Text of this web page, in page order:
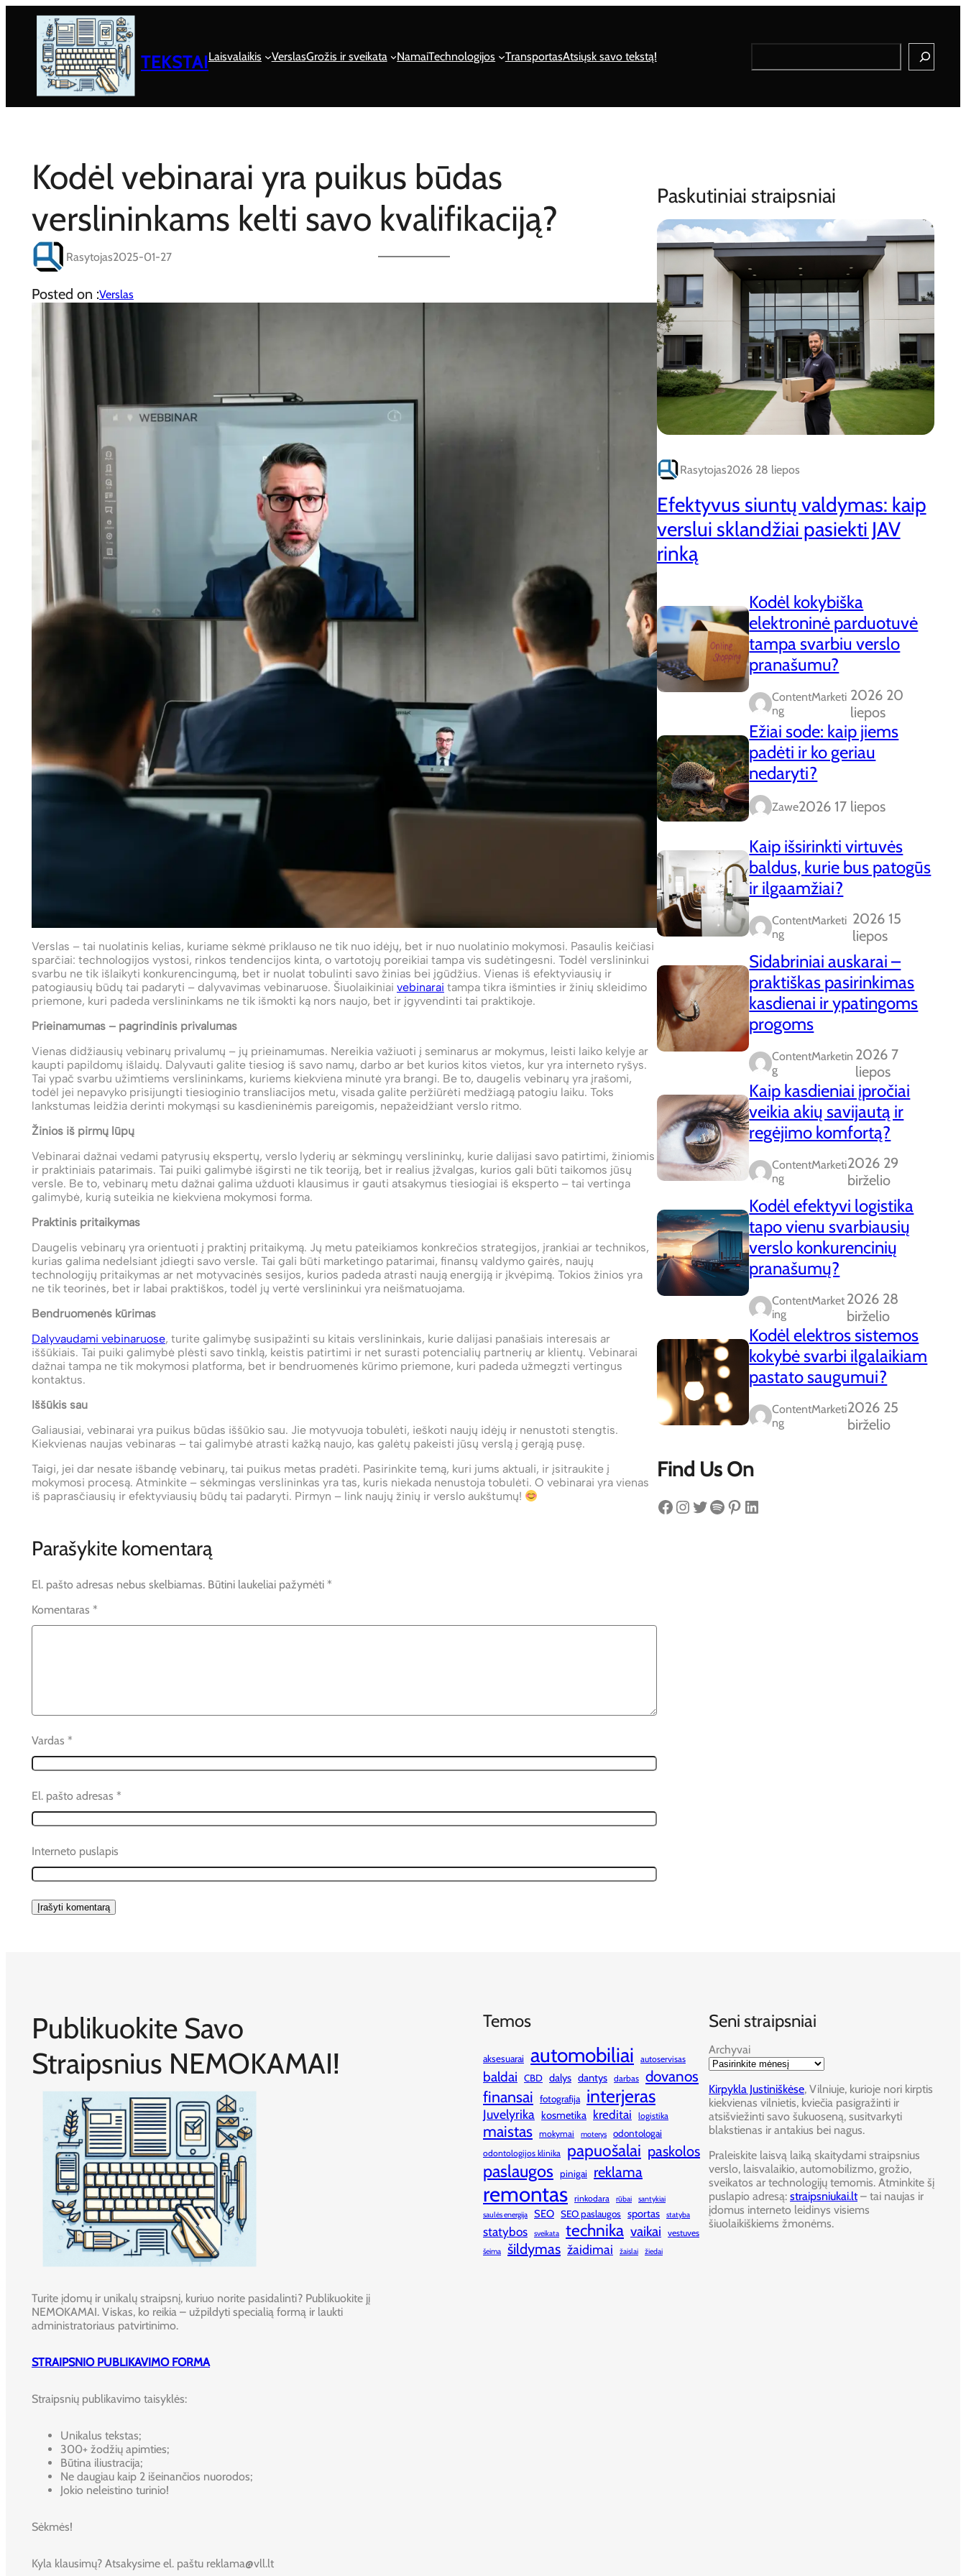
TEKSTAILaisvalaikis VerslasGrožis ir sveikata NamaiTechnologijos TransportasAtsiųsk savo tekstą!
Search
Kodėl vebinarai yra puikus būdas
verslininkams kelti savo kvalifikaciją?
Rasytojas2025-01-27
Posted on :Verslas
Verslas – tai nuolatinis kelias, kuriame sėkmė priklauso ne tik nuo idėjų, bet ir nuo nuolatinio mokymosi. Pasaulis keičiasi
sparčiai: technologijos vystosi, rinkos tendencijos kinta, o vartotojų poreikiai tampa vis sudėtingesni. Todėl verslininkui
svarbu ne tik išlaikyti konkurencingumą, bet ir nuolat tobulinti savo žinias bei įgūdžius. Vienas iš efektyviausių ir
patogiausių būdų tai padaryti – dalyvavimas vebinaruose. Šiuolaikiniai vebinarai tampa tikra išminties ir žinių skleidimo
priemone, kuri padeda verslininkams ne tik išmokti ką nors naujo, bet ir įgyvendinti tai praktikoje.
Prieinamumas – pagrindinis privalumas
Vienas didžiausių vebinarų privalumų – jų prieinamumas. Nereikia važiuoti į seminarus ar mokymus, leisti laiko kelyje ar
kaupti papildomų išlaidų. Dalyvauti galite tiesiog iš savo namų, darbo ar bet kurios kitos vietos, kur yra interneto ryšys.
Tai ypač svarbu užimtiems verslininkams, kuriems kiekviena minutė yra brangi. Be to, daugelis vebinarų yra įrašomi,
todėl jei nepavyko prisijungti tiesioginio transliacijos metu, visada galite peržiūrėti medžiagą patogiu laiku. Toks
lankstumas leidžia derinti mokymąsi su kasdieninėmis pareigomis, nepažeidžiant verslo ritmo.
Žinios iš pirmų lūpų
Vebinarai dažnai vedami patyrusių ekspertų, verslo lyderių ar sėkmingų verslininkų, kurie dalijasi savo patirtimi, žiniomis
ir praktiniais patarimais. Tai puiki galimybė išgirsti ne tik teoriją, bet ir realius įžvalgas, kurios gali būti taikomos jūsų
versle. Be to, vebinarų metu dažnai galima užduoti klausimus ir gauti atsakymus tiesiogiai iš eksperto – tai vertinga
galimybė, kurią suteikia ne kiekviena mokymosi forma.
Praktinis pritaikymas
Daugelis vebinarų yra orientuoti į praktinį pritaikymą. Jų metu pateikiamos konkrečios strategijos, įrankiai ar technikos,
kurias galima nedelsiant įdiegti savo versle. Tai gali būti marketingo patarimai, finansų valdymo gairės, naujų
technologijų pritaikymas ar net motyvacinės sesijos, kurios padeda atrasti naują energiją ir įkvėpimą. Tokios žinios yra
ne tik teorinės, bet ir labai praktiškos, todėl jų vertė verslininkui yra neišmatuojama.
Bendruomenės kūrimas
Dalyvaudami vebinaruose, turite galimybę susipažinti su kitais verslininkais, kurie dalijasi panašiais interesais ar
iššūkiais. Tai puiki galimybė plėsti savo tinklą, keistis patirtimi ir net surasti potencialių partnerių ar klientų. Vebinarai
dažnai tampa ne tik mokymosi platforma, bet ir bendruomenės kūrimo priemone, kuri padeda užmegzti vertingus
kontaktus.
Iššūkis sau
Galiausiai, vebinarai yra puikus būdas iššūkio sau. Jie motyvuoja tobulėti, ieškoti naujų idėjų ir nenustoti stengtis.
Kiekvienas naujas vebinaras – tai galimybė atrasti kažką naujo, kas galėtų pakeisti jūsų verslą į gerąją pusę.
Taigi, jei dar nesate išbandę vebinarų, tai puikus metas pradėti. Pasirinkite temą, kuri jums aktuali, ir įsitraukite į
mokymosi procesą. Atminkite – sėkmingas verslininkas yra tas, kuris niekada nenustoja tobulėti. O vebinarai yra vienas
iš paprasčiausių ir efektyviausių būdų tai padaryti. Pirmyn – link naujų žinių ir verslo aukštumų!
Parašykite komentarą
El. pašto adresas nebus skelbiamas. Būtini laukeliai pažymėti *
Komentaras *
Vardas *
El. pašto adresas *
Interneto puslapis
Paskutiniai straipsniai
Rasytojas2026 28 liepos
Efektyvus siuntų valdymas: kaip
verslui sklandžiai pasiekti JAV
rinką
Kodėl kokybiška
elektroninė parduotuvė
tampa svarbiu verslo
pranašumu?
ContentMarketi
Ng
2026 20
liepos
Ežiai sode: kaip jiems
padėti ir ko geriau
nedaryti?
Zawe2026 17 liepos
Kaip išsirinkti virtuvės
baldus, kurie bus patogūs
ir ilgaamžiai?
ContentMarketi
Ng
2026 15
liepos
Sidabriniai auskarai –
praktiškas pasirinkimas
kasdienai ir ypatingoms
progoms
ContentMarketin
G
2026 7
liepos
Kaip kasdieniai įpročiai
veikia akių savijautą ir
regėjimo komfortą?
ContentMarketi
Ng
2026 29
birželio
Kodėl efektyvi logistika
tapo vienu svarbiausių
verslo konkurencinių
pranašumų?
ContentMarket
Ing
2026 28
birželio
Kodėl elektros sistemos
kokybė svarbi ilgalaikiam
pastato saugumui?
ContentMarketi
Ng
2026 25
birželio
Find Us On
Facebook Instagram Twitter Spotify Pinterest LinkedIn
Publikuokite Savo
Straipsnius NEMOKAMAI!
Turite įdomų ir unikalų straipsnį, kuriuo norite pasidalinti? Publikuokite jį
NEMOKAMAI. Viskas, ko reikia – užpildyti specialią formą ir laukti
administratoriaus patvirtinimo.
STRAIPSNIO PUBLIKAVIMO FORMA
Straipsnių publikavimo taisyklės:
Unikalus tekstas;
300+ žodžių apimties;
Būtina iliustracija;
Ne daugiau kaip 2 išeinančios nuorodos;
Jokio neleistino turinio!
Sėkmės!
Kyla klausimų? Atsakysime el. paštu reklama@vll.lt
Temos
aksesuarai automobiliai autoservisas
baldai CBD dalys dantys darbas dovanos
finansai fotografija interjeras
Juvelyrika kosmetika kreditai logistika
maistas mokymai moterys odontologai
odontologijos klinika papuošalai paskolos
paslaugos pinigai reklama
remontas rinkodara rūbai
santykiai
saulės energija
SEO SEO paslaugos sportas statyba
statybos sveikata technika vaikai vestuves
šeima šildymas žaidimai žaislai žiedai
Seni straipsniai
Archyvai
Kirpykla Justiniškėse, Vilniuje, kurioje nori kirptis
kiekvienas vilnietis, kviečia pasigražinti ir
atsišviežinti savo šukuoseną, susitvarkyti
blakstienas ir antakius bei nagus.
Praleiskite laisvą laiką skaitydami straipsnius
verslo, laisvalaikio, automobilizmo, grožio,
sveikatos ar technologijų temomis. Atminkite šį
puslapio adresą: straipsniukai.lt– tai naujas ir
įdomus interneto leidinys visiems
šiuolaikiškiems žmonėms.